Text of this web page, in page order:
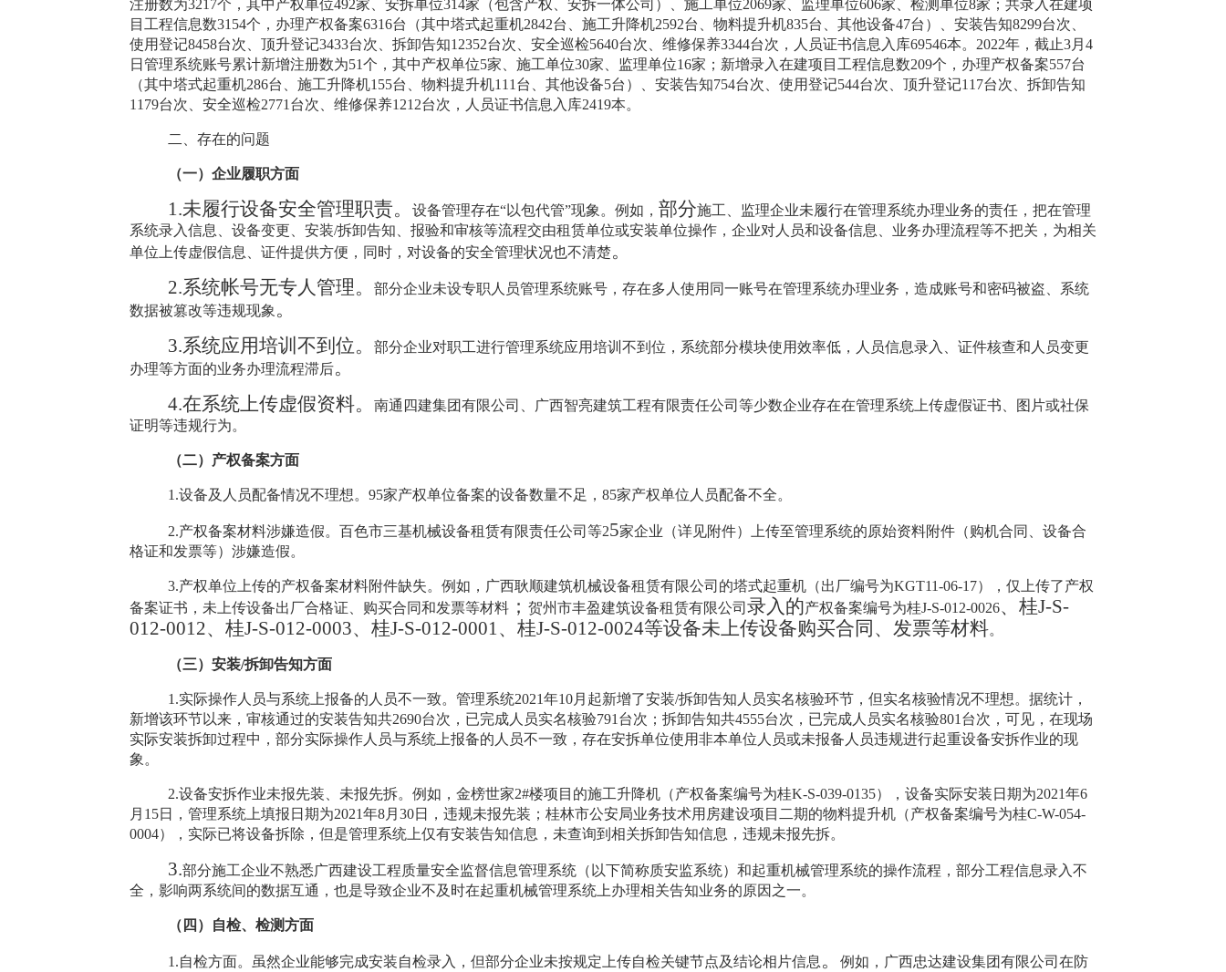
注册数为3217个，其中产权单位492家 、安拆单位314家（包含产权、安拆一体公司） 、施工单位2069家 、监理单位606家 、检测单位8家； 共录入在建项
目工程信息数3154个， 办理产权备案6316台（其中塔式起重机2842台、施工升降机2592台、物料提升机835台 其他设备47台 ） 安装告知8299台次
使用登记8458台次 顶升登记3433台次 拆卸告知12352台次 安全巡检5640台次 维修保养3344台次，人员证书信息入库69546本。 2022年， 截止3月 4
日 管理系统账号累计新增注册数为51个，其中产权单位5家 、施工单位30家 、监理单位16家； 新增录入在建项目工程信息数209个， 办理产权备案557台
（其中塔式起重机286台、施工升降机155台、物料提升机111 台 其他设备5台 ） 安装告知754台次 使用登记544台次 顶升登记117台次
拆卸告知
1179台次 安全巡检2771 台次 维修保养1212台次，人员证书信息入库2419本。
二、存在的问题
（一）企业履职方面
1.未履行设备安全管理职责。设备管理存在“以包代管”现象。例如，部分施工、监理企业未履行在管理系统办理业务的责任，把在管理
系统录入信息、设备变更、安装/拆卸告知、报验和审核等流程交由租赁单位或安装单位操作，企业对人员和设备信息、业务办理流程等不把关，为相关
单位上传虚假信息、证件提供方便，同时，对设备的安全管理状况也不清楚。
2.系统帐号无专人管理。部分企业未设专职人员管理系统账号，存在多人使用同一账号在管理系统办理业务，造成账号和密码被盗、系统
数据被篡改等违规现象 。
3.系统应用培训不到位。部分企业对职工进行管理系统应用培训不到位，系统部分模块使用效率低，人员信息录入、证件核查和人员变更
办理等方面的业务办理流程滞后。
4.在系统上传虚假资料。南通四建集团有限公司、广西智亮建筑工程有限责任公司等少数企业存在在管理系统上传虚假证书、图片或社保
证明等违规行为。
（二）产权备案方面
1.设备及人员配备情况不理想。95家产权单位备案的设备数量不足，85家产权单位人员配备不全。
2.产权备案材料涉嫌造假。百色市三基机械设备租赁有限责任公司等25家企业（详见附件）上传至管理系统的原始资料附件（购机合同、设备合
格证和发票等）涉嫌造假。
3.产权单位上传的产权备案材料附件缺失。例如， 广西耿顺建筑机械设备租赁有限公司 的塔式起重机（出厂编号为KGT11-06-17）
，仅上传了产权
备案证书，未上传设备出厂合格证、购买合同和发票等材料； 贺州市丰盈建筑设备租赁有限公司 录入的产权备案编号为桂J-S-012-0026、桂J-S-
012-0012、桂J-S-012-0003、桂J-S-012-0001、桂J-S-012-0024等设备未上传设备购买合同、发票等材料。
（三）安装/拆卸告知方面
1.实际操作人员与系统上报备的人员不一致。管理系统2021年10月起新增了安装/拆卸告知人员实名核验环节，但实名核验情况不理想。据统计，
新增该环节以来，审核通过的安装告知共2690台次，已完成人员实名核验791 台次；拆卸告知共4555台次，已完成人员实名核验801 台次，可见，在现场
实际安装拆卸过程中，部分实际操作人员与系统上报备的人员不一致，存在安拆单位使用非本单位人员或未报备人员违规进行起重设备安拆作业的现
象。
2.设备安拆作业未报先装、未报先拆。例如，金榜世家2#楼项目的施工升降机（产权备案编号为桂K-S-039-0135），设备实际安装日期为2021年6
月 15日，管理系统上填报日期为2021年8月 30日，违规未报先装；桂林市公安局业务技术用房建设项目二期的物料提升机（产权备案编号为桂C-W-054-
0004），实际已将设备拆除，但是管理系统上仅有安装告知信息，未查询到相关拆卸告知信息，违规未报先拆。
3.部分施工企业不熟悉广西建设工程质量安全监督信息管理系统（以下简称质安监系统）和起重机械管理系统的操作流程，部分工程信息录入不
全，影响两系统间的数据互通，也是导致企业不及时在起重机械管理系统上办理相关告知业务的原因之一。
（四）自检、检测方面
1.自检方面。虽然企业能够完成安装自检录入，但部分企业未按规定上传自检关键节点及结论相片信息 。例如，广西忠达建设集团有限公司在防